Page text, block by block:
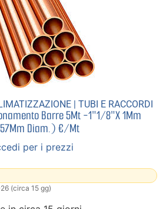
| TUBI E RACCORDI
Barre 5Mt -1″1/8″X 1Mm
Diam.) €/Mt
per i prezzi
(circa 15 gg)